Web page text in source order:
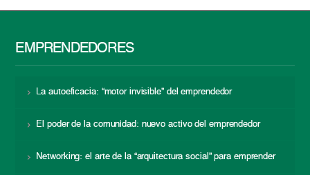
EMPRENDEDORES
La autoeficacia: “motor invisible” del emprendedor
El poder de la comunidad: nuevo activo del emprendedor
Networking: el arte de la “arquitectura social” para emprender